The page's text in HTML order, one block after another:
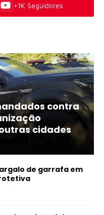
+1K Seguidores
contra
cidades
de garrafa em